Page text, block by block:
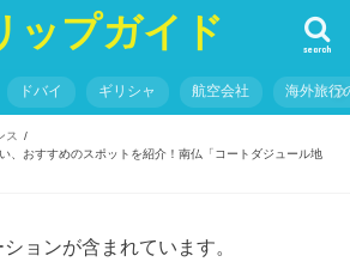
ップガイド search
ドバイ ギリシャ 航空会社 海外旅行
ス
、おすすめのスポットを紹介！南仏「コートダジュール地
ョンが含まれています。